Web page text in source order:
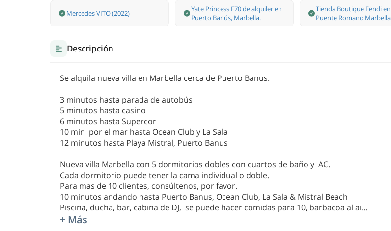
Mercedes VITO (2022)
Yate Princess F70 de alquiler en
Puerto Banús, Marbella.
Tienda Boutique Fendi en
Puente Romano Marbella
Descripción
Se alquila nueva villa en Marbella cerca de Puerto Banus.
3 minutos hasta parada de autobús
5 minutos hasta casino
6 minutos hasta Supercor
10 min por el mar hasta Ocean Club y La Sala
12 minutos hasta Playa Mistral, Puerto Banus
Nueva villa Marbella con 5 dormitorios dobles con cuartos de baño y AC.
Cada dormitorio puede tener la cama individual o doble.
Para mas de 10 clientes, consúltenos, por favor.
10 minutos andando hasta Puerto Banus, Ocean Club, La Sala & Mistral Beach
Piscina, ducha, bar, cabina de DJ, se puede hacer comidas para 10, barbacoa al ai...
+ Más